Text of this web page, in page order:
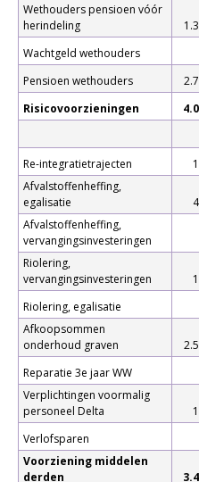
Wethouders pensioen vóór
herindeling
Wachtgeld wethouders
Pensioen wethouders
Risicovoorzieningen
Re-integratietrajecten
Afvalstoffenheffing,
egalisatie
Afvalstoffenheffing,
vervangingsinvesteringen
Riolering,
vervangingsinvesteringen
Riolering, egalisatie
Afkoopsommen
onderhoud graven
Reparatie 3e jaar WW
Verplichtingen voormalig
personeel Delta
Verlofsparen
Voorziening middelen
derden